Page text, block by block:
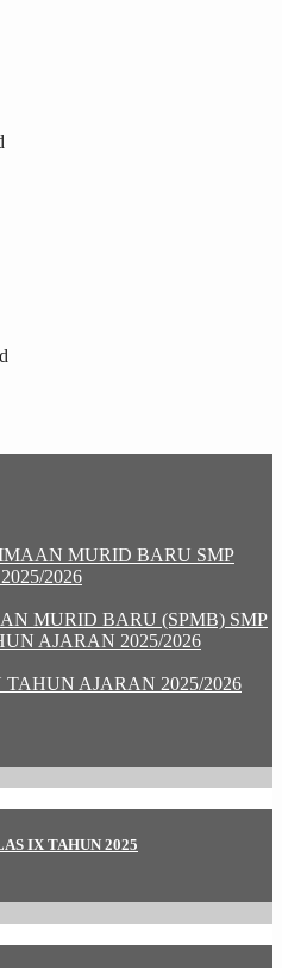
MURID BARU SMP
2026
MURID BARU (SPMB) SMP
AJARAN 2025/2026
TAHUN AJARAN 2025/2026
IX TAHUN 2025